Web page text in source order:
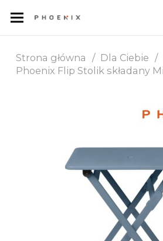
Strona główna / Dla Ciebie /
Phoenix Flip Stolik składany